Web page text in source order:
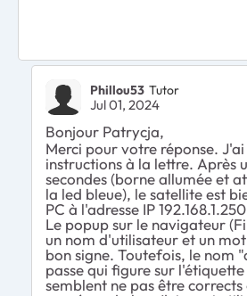
Phillou53 Tutor
Jul 01, 2024
Bonjour Patrycja,
Merci pour votre réponse.
instructions à la lettre. Après
secondes (borne allumée et
la led bleue), le satellite est
PC à l'adresse IP
Le popup sur le navigateur
un nom d'utilisateur et un
bon signe. Toutefois, le nom
passe qui figure sur
semblent ne pas être